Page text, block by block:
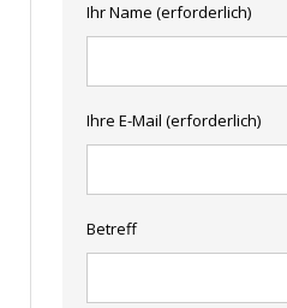
Ihr Name (erforderlich)
Ihre E-Mail (erforderlich)
Betreff